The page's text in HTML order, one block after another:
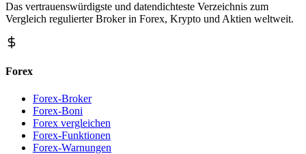
Das vertrauenswürdigste und datendichteste Verzeichnis zum
Vergleich regulierter Broker in Forex, Krypto und Aktien weltweit.
Forex
Forex-Broker
Forex-Boni
Forex vergleichen
Forex-Funktionen
Forex-Warnungen